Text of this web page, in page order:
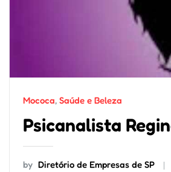
Mococa, Saúde e Beleza
Psicanalista
by Diretório de Empresas de SP